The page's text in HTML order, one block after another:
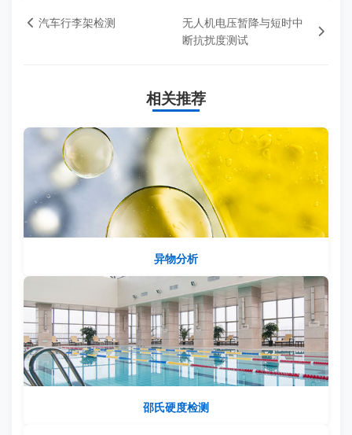
汽车行李架检测
无人机电压暂降与短时中
断抗扰度测试
相关推荐
异物分析
邵氏硬度检测